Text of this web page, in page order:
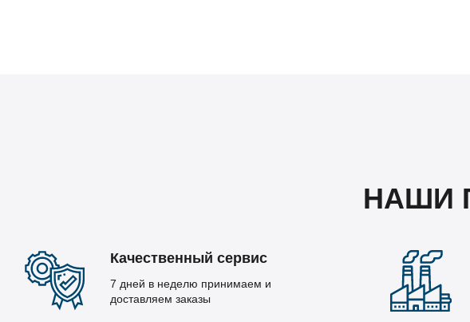
НАШИ
Качественный сервис
7 дней в неделю принимаем и
доставляем заказы